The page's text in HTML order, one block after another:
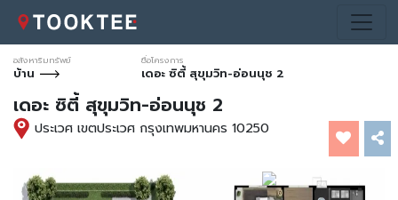
อสังหาริมทรัพย์
บ้าน
ชื่อโครงการ
เดอะ ซิตี้ สุขุมวิท-อ่อนนุช 2
เดอะ ซิตี้ สุขุมวิท-อ่อนนุช 2
ประเวศ เขตประเวศ กรุงเทพมหานคร 10250
*ภาพประกอบการโฆษณาเท่านั้น
*ภาพประกอบการโฆษณาเท่านั้น
*ภาพประกอบการโฆษณาเท่านั้น
*ภาพประกอบการโฆษณาเท่านั้น
*ภาพประกอบการโฆษณาเท่านั้น
*ภาพประกอบการโฆษณาเท่านั้น
*ภาพประกอบการโฆษณาเท่านั้น
*ภาพประกอบการโฆษณาเท่านั้น
*ภาพประกอบการโฆษณาเท่านั้น
*ภาพประกอบการโฆษณาเท่านั้น
*ภาพประกอบการโฆษณาเท่านั้น